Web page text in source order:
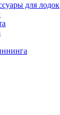
для лодок